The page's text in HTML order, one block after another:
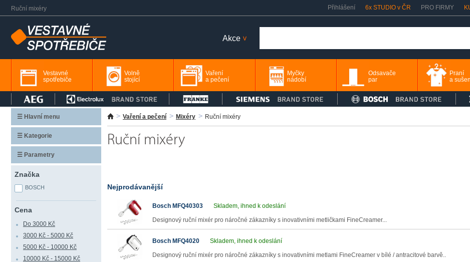
Ruční mixéry Přihlášení 6x STUDIO v ČR PRO FIRMY
Akce>
Vestavné
spotřebiče
Volně
stojící
Vaření
a pečení
Myčky
nádobí
Odsavače
par
Praní
a
Vaření a pečení Mixéry Ruční mixéry
Ruční mixéry
Nejprodávanější
Bosch MFQ40303 Skladem, ihned k odeslání
Designový ruční mixér pro náročné zákazníky s inovativními metličkami FineCreamer...
Bosch MFQ4020 Skladem, ihned k odeslání
Designový ruční mixér pro náročné zákazníky s inovativními metlami FineCreamer v bílé / antracitové barvě..
☰ Hlavní menu
☰ Kategorie
☰ Parametry
Značka
BOSCH
Cena
Do 3000 Kč
3000 Kč - 5000 Kč
5000 Kč - 10000 Kč
10000 Kč - 15000 Kč